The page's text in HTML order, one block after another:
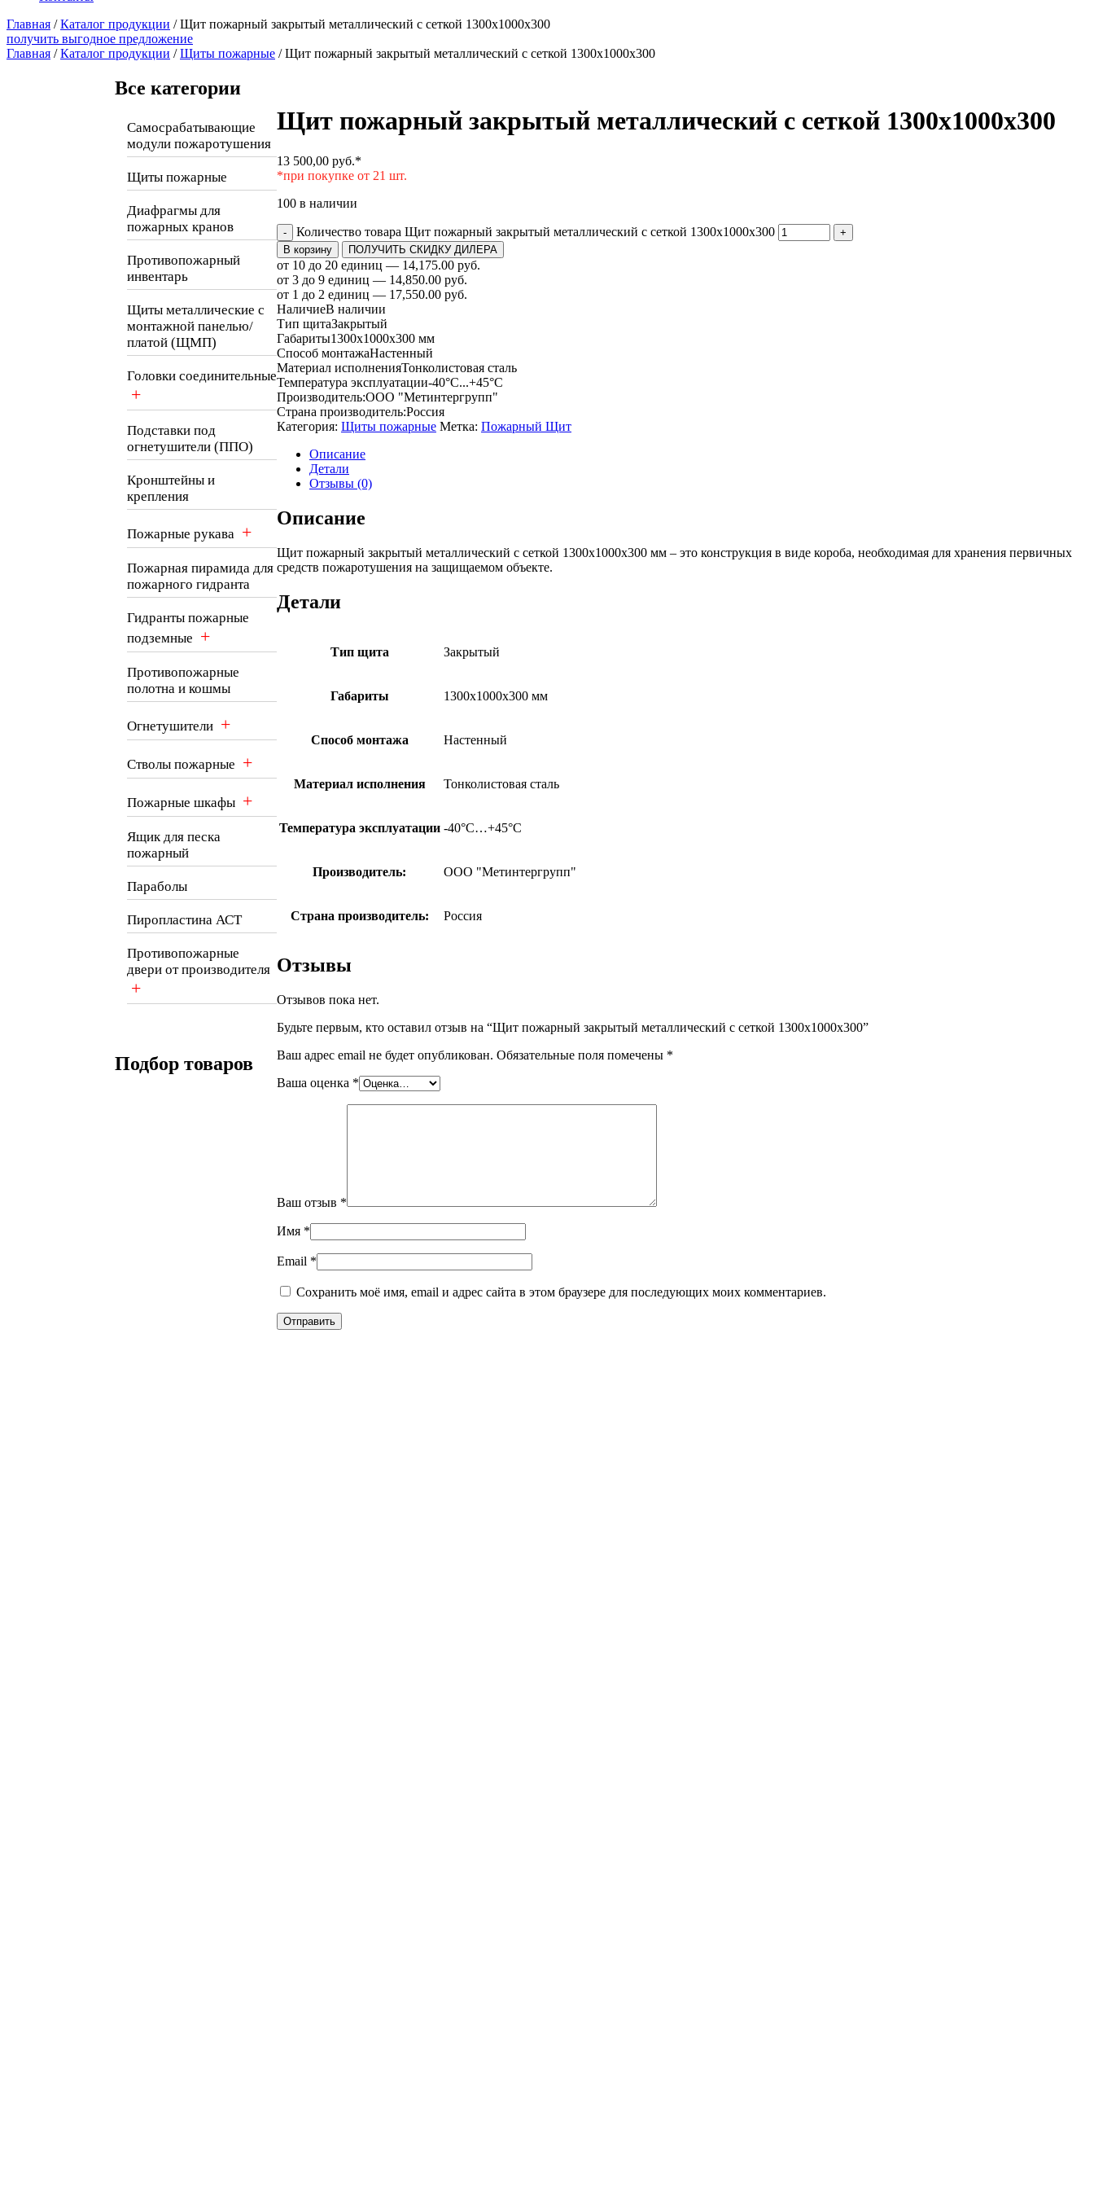
Главная /Каталог продукции /Щит пожарный закрытый металлический с сеткой 1300x1000x300
получить выгодное предложение
Главная /Каталог продукции /Щиты пожарные / Щит пожарный закрытый металлический с сеткой 1300x1000x300
Все категории
Самосрабатывающие
модули пожаротушения
Щиты пожарные
Диафрагмы для
пожарных кранов
Противопожарный
инвентарь
Щиты металлические с
монтажной панелью/
платой (ЩМП)
Головки соединительные
+
Подставки под
огнетушители (ППО)
Кронштейны и
крепления
Пожарные рукава +
Пожарная пирамида для
пожарного гидранта
Гидранты пожарные
подземные +
Противопожарные
полотна и кошмы
Огнетушители +
Стволы пожарные +
Пожарные шкафы +
Ящик для песка
пожарный
Параболы
Пиропластина АСТ
Противопожарные
двери от производителя
+
Подбор товаров
Щит пожарный закрытый металлический с сеткой 1300x1000x300
13 500,00 руб.*
*при покупке от 21 шт.
100 в наличии
- Количество товара Щит пожарный закрытый металлический с сеткой 1300x1000x300
+
В корзину
ПОЛУЧИТЬ СКИДКУ ДИЛЕРА
от 10 до 20 единиц — 14,175.00 руб.
от 3 до 9 единиц — 14,850.00 руб.
от 1 до 2 единиц — 17,550.00 руб.
НаличиеВ наличии
Тип щитаЗакрытый
Габариты1300x1000x300 мм
Способ монтажаНастенный
Материал исполненияТонколистовая сталь
Температура эксплуатации-40°C...+45°C
Производитель:ООО "Метинтергрупп"
Страна производитель:Россия
Категория: Щиты пожарные Метка: Пожарный Щит
Описание
Детали
Отзывы (0)
Описание
Щит пожарный закрытый металлический с сеткой 1300x1000x300 мм – это конструкция в виде короба, необходимая для хранения первичных
средств пожаротушения на защищаемом объекте.
Детали
Тип щита Закрытый
Габариты 1300x1000x300 мм
Способ монтажа Настенный
Материал исполнения Тонколистовая сталь
Температура эксплуатации -40°C…+45°C
Производитель: ООО "Метинтергрупп"
Страна производитель: Россия
Отзывы
Отзывов пока нет.
Будьте первым, кто оставил отзыв на “Щит пожарный закрытый металлический с сеткой 1300x1000x300”
Ваш адрес email не будет опубликован. Обязательные поля помечены *
Ваша оценка *
Ваш отзыв *
Имя *
Email *
Сохранить моё имя, email и адрес сайта в этом браузере для последующих моих комментариев.